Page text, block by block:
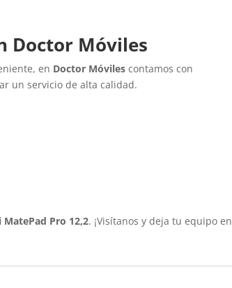
Doctor Móviles
en Doctor Móviles contamos con
un servicio de alta calidad.
MatePad Pro 12,2. ¡Visítanos y deja tu equipo en